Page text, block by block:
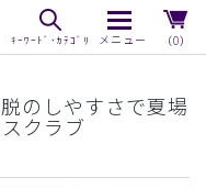
（0）
のしやすさで夏場
クラブ